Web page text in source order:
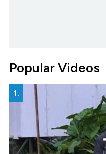
Popular Videos
1.